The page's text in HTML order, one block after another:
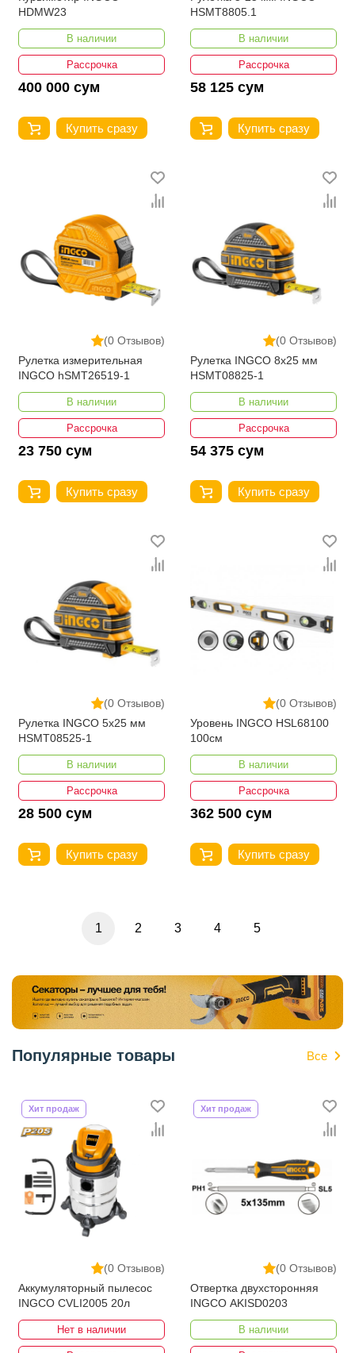
HDMW23
В наличии
Рассрочка
400 000 сум
Купить сразу
HSMT8805.1
В наличии
Рассрочка
58 125 сум
Купить сразу
(0 Отзывов)
Рулетка измерительная
INGCO hSMT26519-1
В наличии
Рассрочка
23 750 сум
Купить сразу
(0 Отзывов)
Рулетка INGCO 8x25 мм
HSMT08825-1
В наличии
Рассрочка
54 375 сум
Купить сразу
(0 Отзывов)
Рулетка INGCO 5x25 мм
HSMT08525-1
В наличии
Рассрочка
28 500 сум
Купить сразу
(0 Отзывов)
Уровень INGCO HSL68100
100см
В наличии
Рассрочка
362 500 сум
Купить сразу
1 2 3 4 5
Популярные товары Все
(0 Отзывов)
Хит продаж
Аккумуляторный пылесос
INGCO CVLI2005 20л
Нет в наличии
(0 Отзывов)
Хит продаж
Отвертка двухсторонняя
INGCO AKISD0203
В наличии